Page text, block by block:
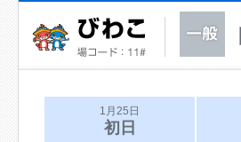
1月25日
初日